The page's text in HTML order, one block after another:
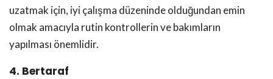
uzatmak için, iyi çalışma düzeninde olduğundan emin
olmak amacıyla rutin kontrollerin ve bakımların
yapılması önemlidir.
4. Bertaraf